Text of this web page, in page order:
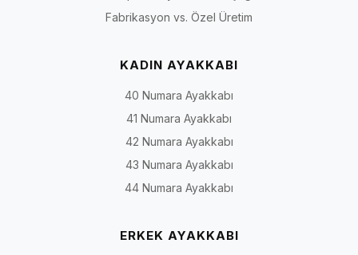
Fabrikasyon vs. Özel Üretim
KADIN AYAKKABI
40 Numara Ayakkabı
41 Numara Ayakkabı
42 Numara Ayakkabı
43 Numara Ayakkabı
44 Numara Ayakkabı
ERKEK AYAKKABI